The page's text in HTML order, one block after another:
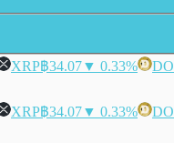
XRP฿34.07▼ 0.33%
XRP฿34.07▼ 0.33%